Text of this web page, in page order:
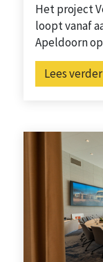
Het project
loopt vanaf
Apeldoorn
Lees verder